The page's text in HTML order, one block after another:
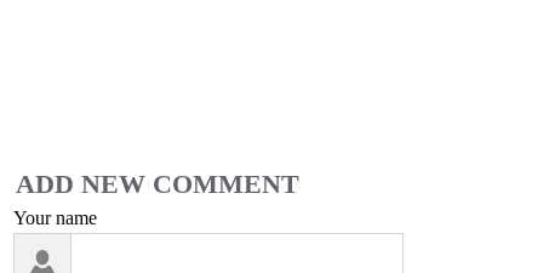
ADD NEW COMMENT
Your name